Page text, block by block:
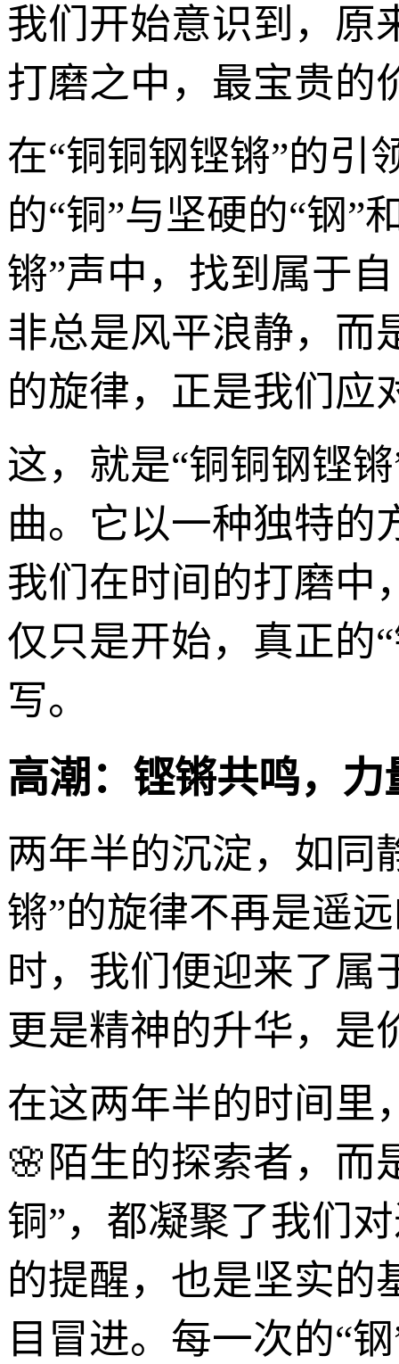
我们开始意识到，原
打磨之中，最宝贵的
在“铜铜钢铿锵”的引
的“铜”与坚硬的“钢”
锵”声中，找到属于
非总是风平浪静，而
的旋律，正是我们应
这，就是“铜铜钢铿
曲。它以一种独特的
我们在时间的打磨中
仅只是开始，真正的
写。
高潮：铿锵共鸣，力
两年半的沉淀，如同
锵”的旋律不再是遥
时，我们便迎来了属
更是精神的升华，是
在这两年半的时间里
🌸陌生的探索者，而
铜”，都凝聚了我们
的提醒，也是坚实的
目冒进。每一次的“